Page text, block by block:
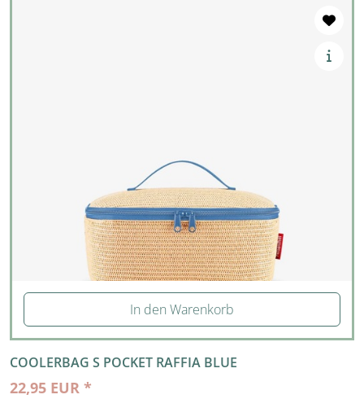
In den Warenkorb
COOLERBAG S POCKET RAFFIA BLUE
22,95 EUR *